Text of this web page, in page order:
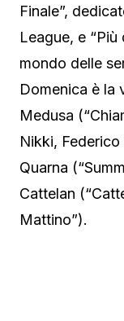
Finale”,
League, e
mondo delle
Domenica è la
Medusa
Nikki, Federico
Quarna
Cattelan
Mattino”).